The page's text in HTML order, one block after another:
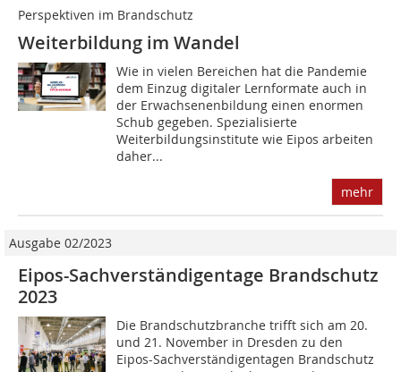
Perspektiven im Brandschutz
Weiterbildung im Wandel
Wie in vielen Bereichen hat die Pandemie
dem Einzug digitaler Lernformate auch in
der Erwachsenenbildung einen enormen
Schub gegeben. Spezialisierte
Weiterbildungsinstitute wie Eipos arbeiten
daher...
mehr
Ausgabe 02/2023
Eipos-Sachverständigentage Brandschutz
2023
Die Brandschutzbranche trifft sich am 20.
und 21. November in Dresden zu den
Eipos-Sachverständigentagen Brandschutz